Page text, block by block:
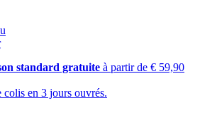
standard gratuite à partir de € 59,90
colis en 3 jours ouvrés.